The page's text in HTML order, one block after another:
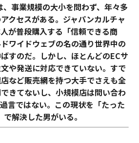
、事業規模の大小を問わず、年々多
クセスがある。ジャパンカルチャ
が普段購入する「信頼できる商
ワイドウェブの名の通り世界中の
すのだ。しかし、ほとんどのECサ
や発送に対応できていない。すで
など販売網を持つ大手でさえも全
きてないし、小規模店は問い合わ
言ではない。この現状を「たった
解決した男がいる。